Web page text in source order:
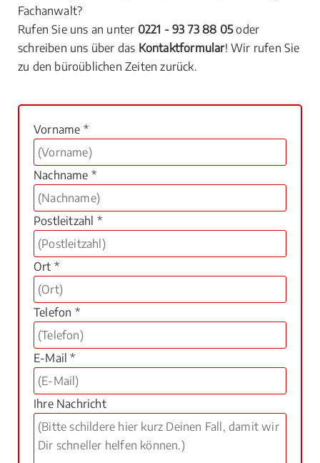
Fachanwalt?
Rufen Sie uns an unter 0221 - 93 73 88 05oder
schreiben uns über das Kontaktformular! Wir rufen Sie
zu den büroüblichen Zeiten zurück.
Vorname *
Nachname *
Postleitzahl *
Ort *
Telefon *
E-Mail *
Ihre Nachricht